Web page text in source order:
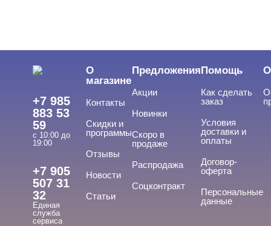
+7 985
883 53
59
с 10:00 до
19:00
+7 905
507 31
32
Единая
служба
сервиса
О
магазине
Контакты
Скидки и
программы
Отзывы
Новости
Статьи
Предложения
Акции
Новинки
Скоро в
продаже
Распродажа
Соцконтракт
Помощь
Как сделать
заказ
Условия
доставки и
оплаты
Договор-
оферта
Персональные
данные